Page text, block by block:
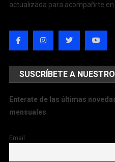
actualizada para acompañrte
SUSCRÍBETE A
Enterate de las últimas
mensuales
Email